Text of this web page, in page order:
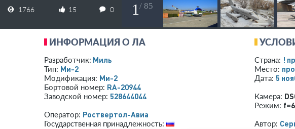
1766 15 0 1 / 85
ИНФОРМАЦИЯ О ЛА
Разработчик: Миль
Тип: Ми-2
Модификация: Ми-2
Бортовой номер: RA-20944
Заводской номер: 528644044
Оператор: Роствертол-Авиа
Государственная принадлежность:
Страна: !
Место:
Дата: 5
Камера:
Режим:
Автор: